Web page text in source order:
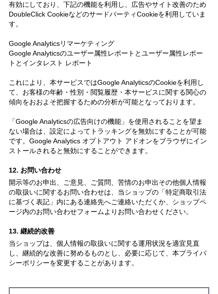
有効にしており、下記の機能を利用し、広告やサイト改善のため
DoubleClick CookieなどのサードパーティCookieを利用していま
す。
Google Analyticsリマーケティング
Google Analyticsのユーザー属性レポートとユーザー属性レポー
トとインタレスト レポート
これにより、本サービスではGoogle AnalyticsのCookieを利用し
て、お客様の年齢・性別・閲覧履歴・本サービスに関する関心の
傾向をおおよそ把握するための分析が可能となっております。
「Google Analyticsの広告向けの機能」を使用されることを望ま
ない場合は、設定によってトラッキングを無効にすることが可能
です。Google Analytics オプトアウト アドオンをブラウザにイン
ストールされると無効にすることができます。
12. お問い合わせ
開示等のお申出、ご意見、ご質問、苦情のお申出その他個人情報
の取扱いに関するお問い合わせは、当ショップの「特定商取引法
に基づく表記」内にある連絡先へご連絡いただくか、ショップペ
ージ内のお問い合わせフォームよりお問い合わせください。
13. 継続的改善
当ショップは、個人情報の取扱いに関する運用状況を適宜見直
し、継続的な改善に努めるものとし、必要に応じて、本プライバ
シーポリシーを変更することがあります。